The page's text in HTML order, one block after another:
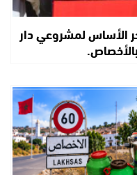
الأساس لمشروعي دار